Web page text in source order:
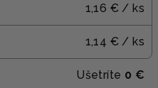
1,16 € / ks
1,14 € / ks
Ušetríte 0 €